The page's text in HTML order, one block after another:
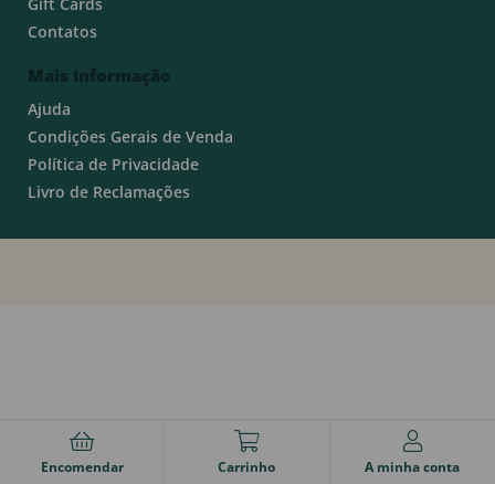
Contatos
Mais Informação
Ajuda
Condições Gerais de Venda
Política de Privacidade
Livro de Reclamações
Encomendar Carrinho A minha conta